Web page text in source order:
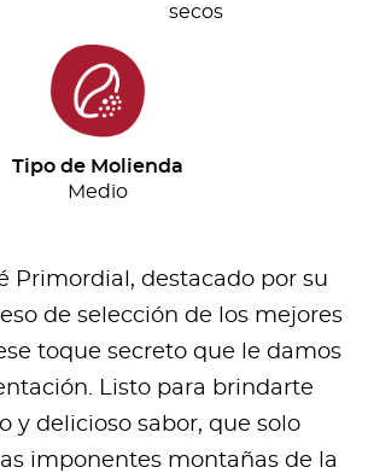
secos
Tipo de Molienda
Medio
Primordial, destacado por su
de selección de los mejores
toque secreto que le damos
Listo para brindarte
y delicioso sabor, que solo
imponentes montañas de la